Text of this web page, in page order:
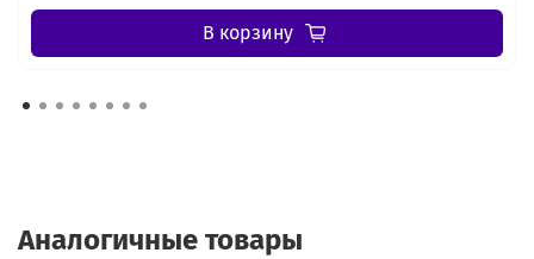
В корзину
Аналогичные товары